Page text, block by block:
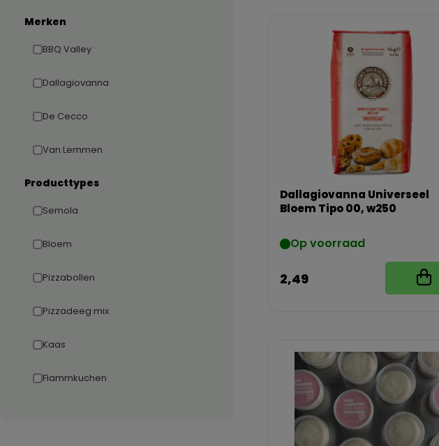
Merken
BBQ Valley
Dallagiovanna
De Cecco
Van Lemmen
Producttypes
Semola
Bloem
Pizzabollen
Pizzadeeg mix
Kaas
Flammkuchen
Dallagiovanna Universeel
Bloem Tipo 00, w250
Op voorraad
2,49